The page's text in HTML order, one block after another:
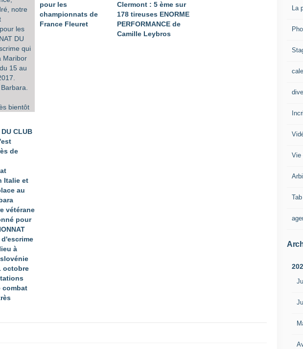
CLUB
de
Italie et
au
vétérane
pour
d'escrime
à
octobre
combat
pour les
championnats de
France Fleuret
Clermont : 5 ème sur
178 tireuses ENORME
PERFORMANCE de
Camille Leybros
La
Vie
Tab